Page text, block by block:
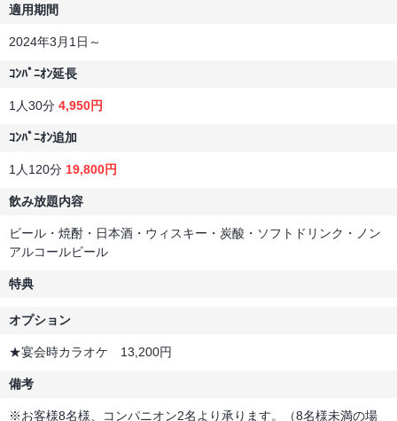
適用期間
2024年3月1日～
ｺﾝﾊﾟﾆｵﾝ延長
1人30分 4,950円
ｺﾝﾊﾟﾆｵﾝ追加
1人120分 19,800円
飲み放題内容
ビール・焼酎・日本酒・ウィスキー・炭酸・ソフトドリンク・ノン
アルコールビール
特典
オプション
★宴会時カラオケ 13,200円
備考
※お客様8名様、コンパニオン2名より承ります。（8名様未満の場